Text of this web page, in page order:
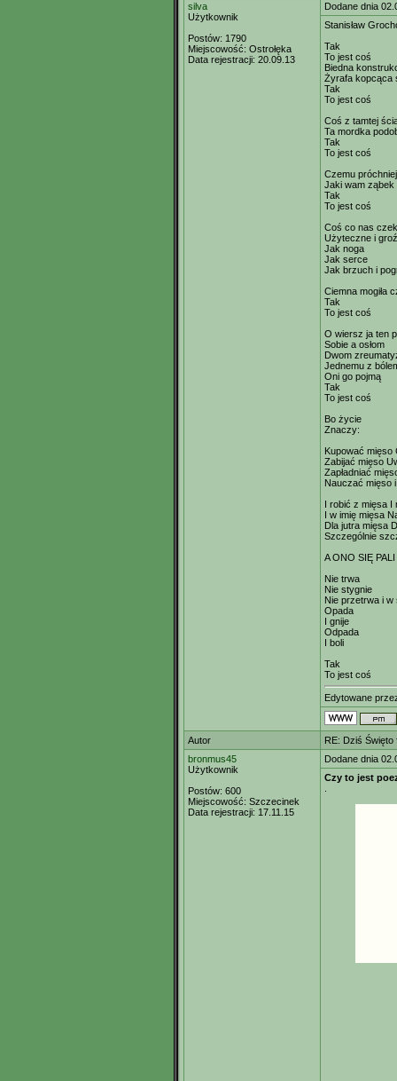
silva
Użytkownik
Postów: 1790
Miejscowość: Ostrołęka
Data rejestracji: 20.09.13
Dodane dnia
Stanisław
Tak
To jest coś
Biedna
Żyrafa kopcąca
Tak
To jest coś
Coś z tamtej
Ta mordka
Tak
To jest coś
Czemu
Jaki wam
Tak
To jest coś
Coś co nas
Użyteczne i
Jak noga
Jak serce
Jak brzuch i
Ciemna mogiła
Tak
To jest coś
O wiersz ja ten
Sobie a osłom
Dwom
Jednemu z
Oni go pojmą
Tak
To jest coś
Bo życie
Znaczy:
Kupować mięso
Zabijać mięso
Zapładniać
Nauczać mięso
I robić z mięsa I
I w imię mięsa
Dla jutra mięsa
Szczególnie
A ONO SIĘ PALI
Nie trwa
Nie stygnie
Nie przetrwa i w
Opada
I gnije
Odpada
I boli
Tak
To jest coś
Edytowane
Autor
RE: Dziś Święto
bronmus45
Użytkownik
Postów: 600
Miejscowość: Szczecinek
Data rejestracji: 17.11.15
Dodane dnia
Czy to jest